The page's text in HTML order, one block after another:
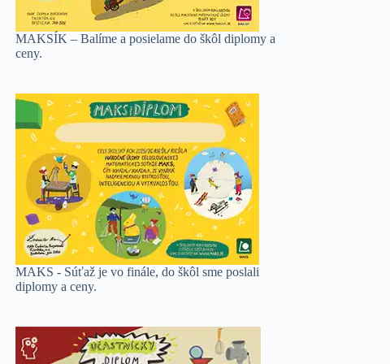
MAKSÍK – Balíme a posielame do škôl diplomy a
ceny.
MAKS - Súťaž je vo finále, do škôl sme poslali
diplomy a ceny.